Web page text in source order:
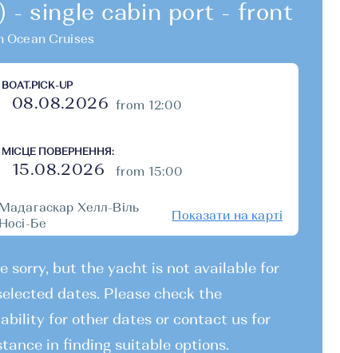
- single cabin port - front
Ocean Cruises
BOAT.PICK-UP
from 12:00
МІСЦЕ ПОВЕРНЕННЯ:
from 15:00
Мадагаскар Хелл-Віль
Носі-Бе
Показати на карті
sorry, but the yacht is not available for
dates. Please check the
for other dates or contact us for
in finding suitable options.